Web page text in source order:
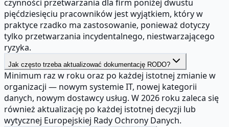
czynności przetwarzania dla firm poniżej dwustu
pięćdziesięciu pracowników jest wyjątkiem, który w
praktyce rzadko ma zastosowanie, ponieważ dotyczy
tylko przetwarzania incydentalnego, niestwarzającego
ryzyka.
Jak często trzeba aktualizować dokumentację RODO?
Minimum raz w roku oraz po każdej istotnej zmianie w
organizacji — nowym systemie IT, nowej kategorii
danych, nowym dostawcy usług. W 2026 roku zaleca się
również aktualizację po każdej istotnej decyzji lub
wytycznej Europejskiej Rady Ochrony Danych.